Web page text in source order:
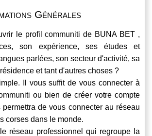
Générales
le profilcommuniti de BUNA BET ,
son expérience, ses études et
parlées, son secteur d'activité, sa
et tant d'autres choses ?
Il vous suffit de vous connecter à
ou bien de créer votre compte
de vous connecter au réseau
corses dans le monde.
réseau professionnel qui regroupe la